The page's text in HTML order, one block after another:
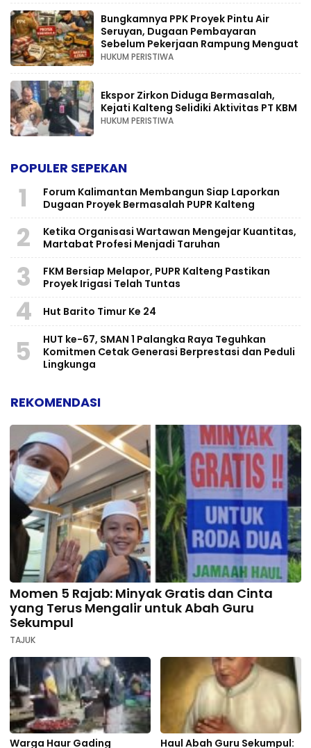
Bungkamnya PPK Proyek Pintu Air
Seruyan, Dugaan Pembayaran
Sebelum Pekerjaan Rampung Menguat
HUKUM PERISTIWA
Ekspor Zirkon Diduga Bermasalah,
Kejati Kalteng Selidiki Aktivitas PT KBM
HUKUM PERISTIWA
POPULER SEPEKAN
1
Forum Kalimantan Membangun Siap Laporkan
Dugaan Proyek Bermasalah PUPR Kalteng
2
Ketika Organisasi Wartawan Mengejar Kuantitas,
Martabat Profesi Menjadi Taruhan
3
FKM Bersiap Melapor, PUPR Kalteng Pastikan
Proyek Irigasi Telah Tuntas
4 Hut Barito Timur Ke 24
5
HUT ke-67, SMAN 1 Palangka Raya Teguhkan
Komitmen Cetak Generasi Berprestasi dan Peduli
Lingkunga
REKOMENDASI
Momen 5 Rajab: Minyak Gratis dan Cinta
yang Terus Mengalir untuk Abah Guru
Sekumpul
TAJUK
Warga Haur Gading
Haul Abah Guru Sekumpul: